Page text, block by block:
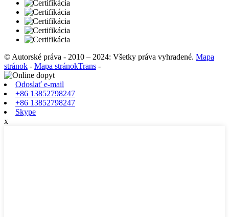
© Autorské práva - 2010 – 2024: Všetky práva vyhradené. Mapa
stránok - Mapa stránokTrans -
Odoslať e-mail
+86 13852798247
+86 13852798247
Skype
x